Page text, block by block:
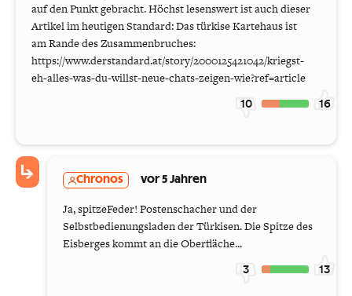
auf den Punkt gebracht. Höchst lesenswert ist auch dieser
Artikel im heutigen Standard: Das türkise Kartehaus ist
am Rande des Zusammenbruches:
https://www.derstandard.at/story/2000125421042/kriegst-
eh-alles-was-du-willst-neue-chats-zeigen-wie?ref=article
10 16
Chronos vor 5 Jahren
Ja, spitzeFeder! Postenschacher und der
Selbstbedienungsladen der Türkisen. Die Spitze des
Eisberges kommt an die Oberfläche...
3 13